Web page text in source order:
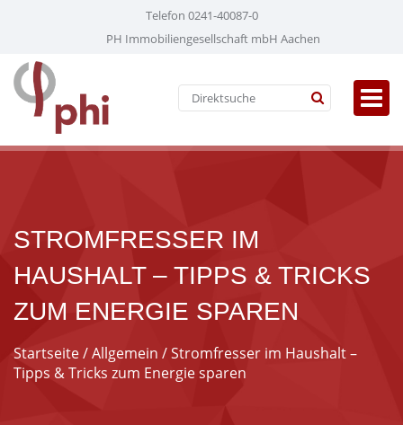
Telefon 0241-40087-0
PH Immobiliengesellschaft mbH Aachen
STROMFRESSER IM
HAUSHALT – TIPPS & TRICKS
ZUM ENERGIE SPAREN
Startseite/Allgemein / Stromfresser im Haushalt –
Tipps & Tricks zum Energie sparen